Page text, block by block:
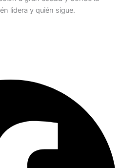
lidera y quién sigue.